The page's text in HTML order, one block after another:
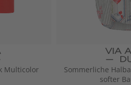
Multicolor
Sommerliche
softer